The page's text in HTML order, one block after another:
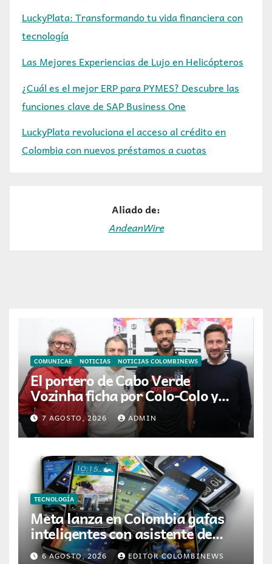
LuckyPlata: Transformando tu vida financiera con
tecnología
Las Mejores Experiencias de Lujo en Helicópteros
¿Cuál es el mejor ERP para PYMES? Descubre las
funciones clave de SAP Business One
LuckyPlata revoluciona el acceso al crédito en
Colombia con nuevos préstamos a cuotas
Aliado de:
AndeanWire
COMUNICAE NOTICIAS NOTICIAS COLOMBINEWS
El portero de Cabo Verde
Vozinha ficha por Colo-Colo y
JETOUR respalda su nueva
etapa
7 AGOSTO, 2026 ADMIN
TECNOLOGÍA
Meta lanza en Colombia gafas
inteligentes con asistente de
inteligencia artificial
6 AGOSTO, 2026 EDITOR COLOMBINEWS